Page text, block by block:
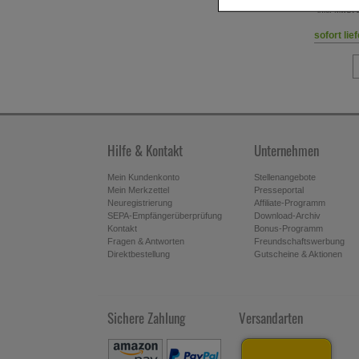
Statistik & Tracking:
mit deren Hilfe wir
Werbung auf
Dritte wie z.B.
Versand inkl. MwSt
sofort
Hilfe & Kontakt
Mein Kundenkonto
Mein Merkzettel
Neuregistrierung
SEPA-Empfängerüberprüfung
Kontakt
Fragen & Antworten
Direktbestellung
Unternehmen
Stellenangebote
Presseportal
Affiliate-Programm
Download-Archiv
Bonus-Programm
Freundschaftswerbung
Gutscheine & Aktionen
Sichere Zahlung Versandarten